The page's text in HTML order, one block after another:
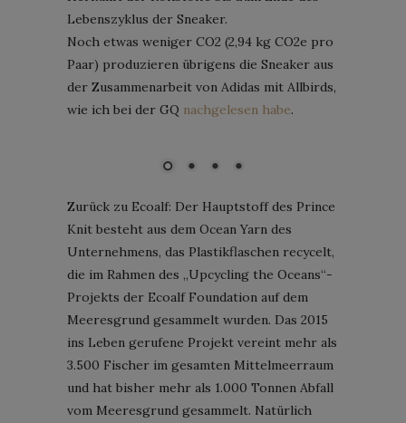
Lebenszyklus der Sneaker.
Noch etwas weniger CO2 (2,94 kg CO2e pro
Paar) produzieren übrigens die Sneaker aus
der Zusammenarbeit von Adidas mit Allbirds,
wie ich bei der GQ nachgelesen habe.
Zurück zu Ecoalf: Der Hauptstoff des Prince
Knit besteht aus dem Ocean Yarn des
Unternehmens, das Plastikflaschen recycelt,
die im Rahmen des „Upcycling the Oceans“-
Projekts der Ecoalf Foundation auf dem
Meeresgrund gesammelt wurden. Das 2015
ins Leben gerufene Projekt vereint mehr als
3.500 Fischer im gesamten Mittelmeerraum
und hat bisher mehr als 1.000 Tonnen Abfall
vom Meeresgrund gesammelt. Natürlich